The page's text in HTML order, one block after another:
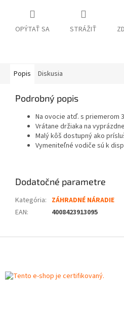
OPÝTAŤ SA STRÁŽIŤ
Popis Diskusia
Podrobný popis
Na ovocie atď. s priemerom
Vrátane držiaka na
Malý kôš dostupný ako
Vymeniteľné vodiče sú k
Dodatočné parametre
Kategória: ZÁHRADNÉ NÁRADIE
EAN: 4008423913095